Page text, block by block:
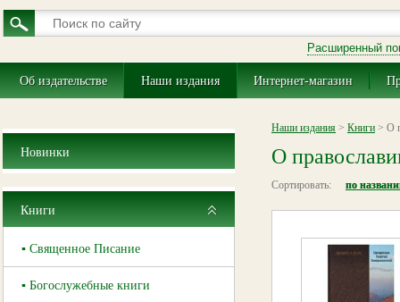
Расширенный
Об издательстве Наши издания Интернет-магазин
Новинки
Книги
▪ Священное Писание
▪ Богослужебные книги
Наши издания > Книги > О
О
Сортировать: по